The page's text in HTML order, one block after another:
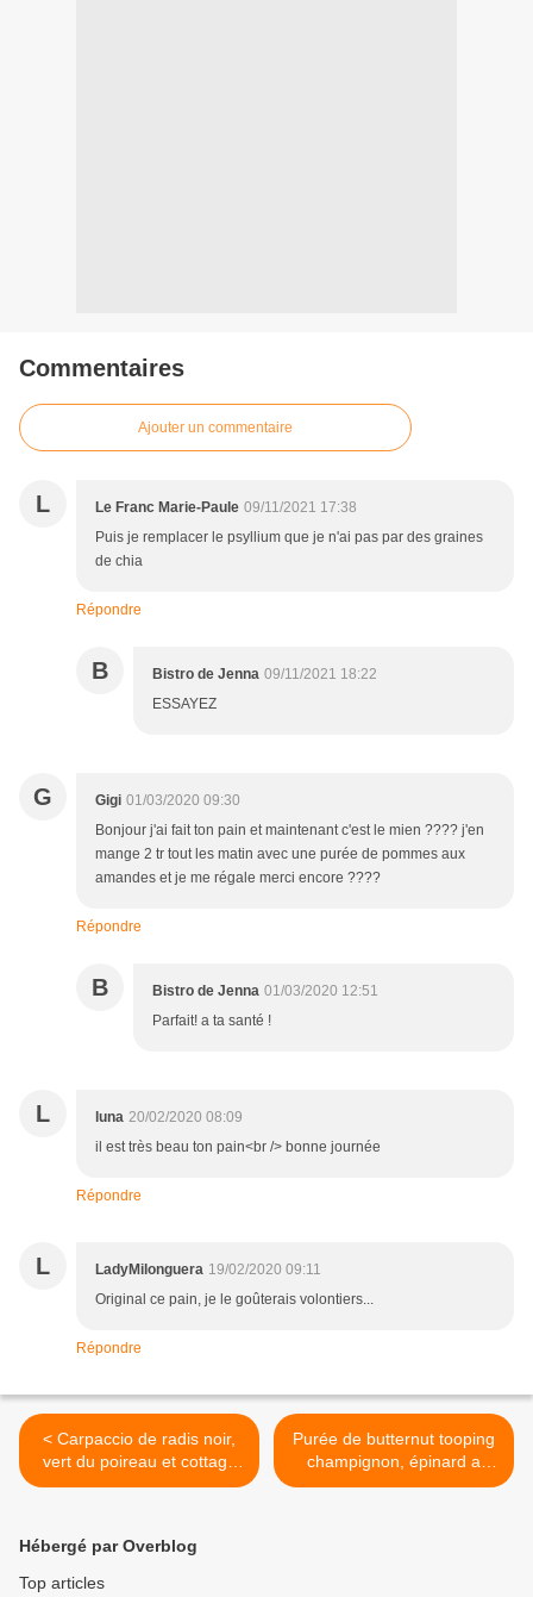
Commentaires
Ajouter un commentaire
L Le Franc Marie-Paule 09/11/2021 17:38
Puis je remplacer le psyllium que je n'ai pas par des graines
de chia
Répondre
B Bistro de Jenna 09/11/2021 18:22
ESSAYEZ
G Gigi 01/03/2020 09:30
Bonjour j'ai fait ton pain et maintenant c'est le mien ???? j'en
mange 2 tr tout les matin avec une purée de pommes aux
amandes et je me régale merci encore ????
Répondre
B Bistro de Jenna 01/03/2020 12:51
Parfait! a ta santé !
L luna 20/02/2020 08:09
il est très beau ton pain<br /> bonne journée
Répondre
L LadyMilonguera 19/02/2020 09:11
Original ce pain, je le goûterais volontiers...
Répondre
< Carpaccio de radis noir,
vert du poireau et cottage
cheese
Purée de butternut tooping
champignon, épinard a
l'avoine >
Hébergé par Overblog
Top articles